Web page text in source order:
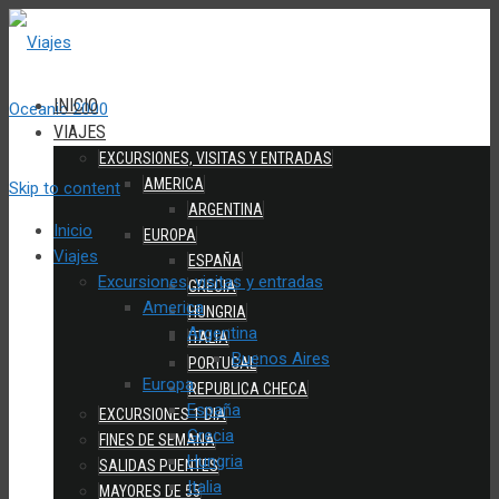
INICIO
VIAJES
EXCURSIONES, VISITAS Y ENTRADAS
AMERICA
ARGENTINA
EUROPA
ESPAÑA
GRECIA
HUNGRIA
ITALIA
PORTUGAL
REPUBLICA CHECA
EXCURSIONES 1 DIA
FINES DE SEMANA
SALIDAS PUENTES
MAYORES DE 55
Skip to content
Inicio
Viajes
Excursiones, visitas y entradas
America
Argentina
Buenos Aires
Europa
España
Grecia
Hungria
Italia